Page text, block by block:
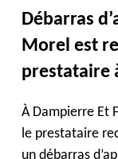
Débarras
Morel est
prestataire
À Dampierre Et
le prestataire
un débarras